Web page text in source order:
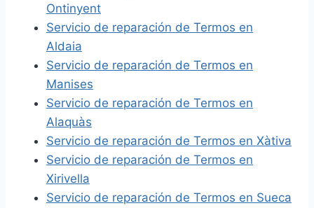
Ontinyent
Servicio de reparación de Termos en
Aldaia
Servicio de reparación de Termos en
Manises
Servicio de reparación de Termos en
Alaquàs
Servicio de reparación de Termos en Xàtiva
Servicio de reparación de Termos en
Xirivella
Servicio de reparación de Termos en Sueca